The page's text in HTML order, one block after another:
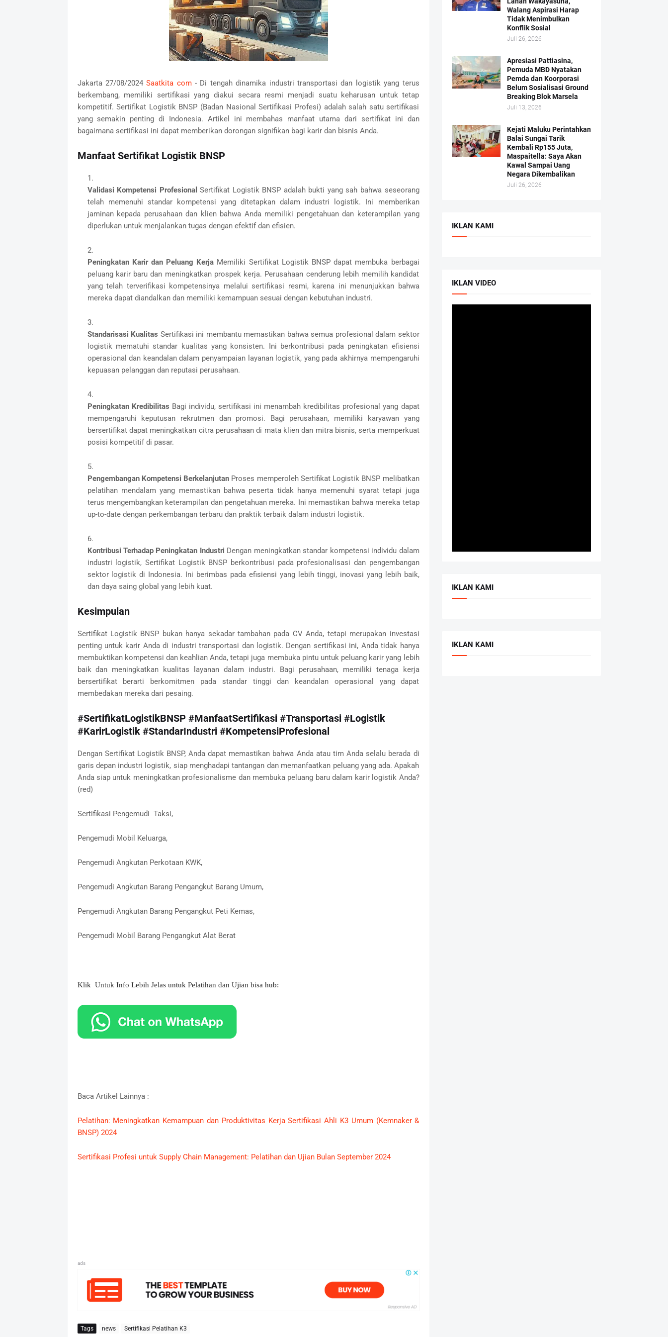
Jakarta 27/08/2024Saatkita com- Di tengah dinamika industri transportasi dan logistik yang terus
berkembang, memiliki sertifikasi yang diakui secara resmi menjadi suatu keharusan untuk tetap
kompetitif. Sertifikat Logistik BNSP (Badan Nasional Sertifikasi Profesi) adalah salah satu sertifikasi
yang semakin penting di Indonesia. Artikel ini membahas manfaat utama dari sertifikat ini dan
bagaimana sertifikasi ini dapat memberikan dorongan signifikan bagi karir dan bisnis Anda.
Manfaat Sertifikat Logistik BNSP
Validasi Kompetensi Profesional Sertifikat Logistik BNSP adalah bukti yang sah bahwa seseorang
telah memenuhi standar kompetensi yang ditetapkan dalam industri logistik. Ini memberikan
jaminan kepada perusahaan dan klien bahwa Anda memiliki pengetahuan dan keterampilan yang
diperlukan untuk menjalankan tugas dengan efektif dan efisien.
Peningkatan Karir dan Peluang Kerja Memiliki Sertifikat Logistik BNSP dapat membuka berbagai
peluang karir baru dan meningkatkan prospek kerja. Perusahaan cenderung lebih memilih kandidat
yang telah terverifikasi kompetensinya melalui sertifikasi resmi, karena ini menunjukkan bahwa
mereka dapat diandalkan dan memiliki kemampuan sesuai dengan kebutuhan industri.
Standarisasi Kualitas Sertifikasi ini membantu memastikan bahwa semua profesional dalam sektor
logistik mematuhi standar kualitas yang konsisten. Ini berkontribusi pada peningkatan efisiensi
operasional dan keandalan dalam penyampaian layanan logistik, yang pada akhirnya mempengaruhi
kepuasan pelanggan dan reputasi perusahaan.
Peningkatan Kredibilitas Bagi individu, sertifikasi ini menambah kredibilitas profesional yang dapat
mempengaruhi keputusan rekrutmen dan promosi. Bagi perusahaan, memiliki karyawan yang
bersertifikat dapat meningkatkan citra perusahaan di mata klien dan mitra bisnis, serta memperkuat
posisi kompetitif di pasar.
Pengembangan Kompetensi Berkelanjutan Proses memperoleh Sertifikat Logistik BNSP melibatkan
pelatihan mendalam yang memastikan bahwa peserta tidak hanya memenuhi syarat tetapi juga
terus mengembangkan keterampilan dan pengetahuan mereka. Ini memastikan bahwa mereka tetap
up-to-date dengan perkembangan terbaru dan praktik terbaik dalam industri logistik.
Kontribusi Terhadap Peningkatan Industri Dengan meningkatkan standar kompetensi individu dalam
industri logistik, Sertifikat Logistik BNSP berkontribusi pada profesionalisasi dan pengembangan
sektor logistik di Indonesia. Ini berimbas pada efisiensi yang lebih tinggi, inovasi yang lebih baik,
dan daya saing global yang lebih kuat.
Kesimpulan
Sertifikat Logistik BNSP bukan hanya sekadar tambahan pada CV Anda, tetapi merupakan investasi
penting untuk karir Anda di industri transportasi dan logistik. Dengan sertifikasi ini, Anda tidak hanya
membuktikan kompetensi dan keahlian Anda, tetapi juga membuka pintu untuk peluang karir yang lebih
baik dan meningkatkan kualitas layanan dalam industri. Bagi perusahaan, memiliki tenaga kerja
bersertifikat berarti berkomitmen pada standar tinggi dan keandalan operasional yang dapat
membedakan mereka dari pesaing.
#SertifikatLogistikBNSP #ManfaatSertifikasi #Transportasi #Logistik
#KarirLogistik #StandarIndustri #KompetensiProfesional
Dengan Sertifikat Logistik BNSP, Anda dapat memastikan bahwa Anda atau tim Anda selalu berada di
garis depan industri logistik, siap menghadapi tantangan dan memanfaatkan peluang yang ada. Apakah
Anda siap untuk meningkatkan profesionalisme dan membuka peluang baru dalam karir logistik Anda?
(red)
Sertifikasi Pengemudi Taksi,
Pengemudi Mobil Keluarga,
Pengemudi Angkutan Perkotaan KWK,
Pengemudi Angkutan Barang Pengangkut Barang Umum,
Pengemudi Angkutan Barang Pengangkut Peti Kemas,
Pengemudi Mobil Barang Pengangkut Alat Berat
Klik Untuk Info Lebih Jelas untuk Pelatihan dan Ujian bisa hub:
Baca Artikel Lainnya :
Pelatihan: Meningkatkan Kemampuan dan Produktivitas Kerja Sertifikasi Ahli K3 Umum (Kemnaker &
BNSP) 2024
Sertifikasi Profesi untuk Supply Chain Management: Pelatihan dan Ujian Bulan September 2024
ads
Tags news Sertifikasi Pelatihan K3
Walang Aspirasi Harap
Tidak Menimbulkan
Konflik Sosial
Juli 26, 2026
Apresiasi Pattiasina,
Pemuda MBD Nyatakan
Pemda dan Koorporasi
Belum Sosialisasi Ground
Breaking Blok Marsela
Juli 13, 2026
Kejati Maluku Perintahkan
Balai Sungai Tarik
Kembali Rp155 Juta,
Maspaitella: Saya Akan
Kawal Sampai Uang
Negara Dikembalikan
Juli 26, 2026
IKLAN KAMI
IKLAN VIDEO
IKLAN KAMI
IKLAN KAMI